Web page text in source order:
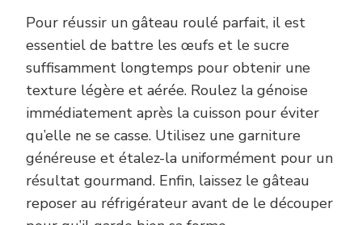
Pour réussir un gâteau roulé parfait, il est
essentiel de battre les œufs et le sucre
suffisamment longtemps pour obtenir une
texture légère et aérée. Roulez la génoise
immédiatement après la cuisson pour éviter
qu’elle ne se casse. Utilisez une garniture
généreuse et étalez-la uniformément pour un
résultat gourmand. Enfin, laissez le gâteau
reposer au réfrigérateur avant de le découper